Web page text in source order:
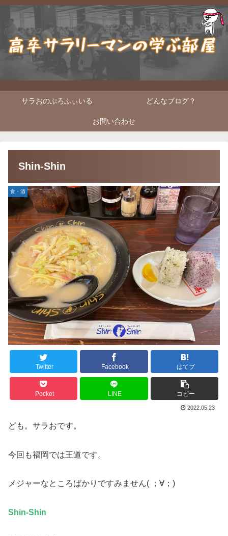
サラおのぷろふぃいる どんなブログ？
お問い合わせ
Shin-Shin
食・酒
Twitter Facebook はてブ
Pocket LINE コピー
2022.05.23
ども。サラおです。
今回も福岡では王道です。
メジャーなところばかりですみません( ；∀；)
Shin-Shin